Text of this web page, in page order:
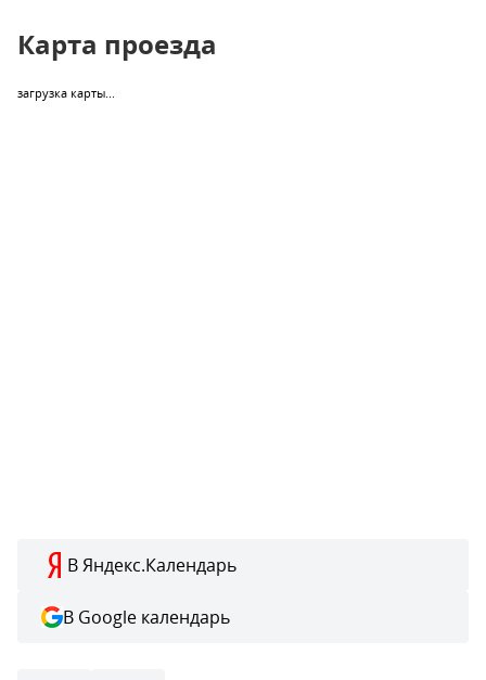
Карта проезда
загрузка карты...
В Яндекс.Календарь
В Google календарь